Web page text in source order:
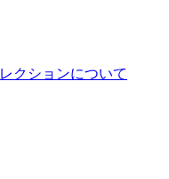
クションについて